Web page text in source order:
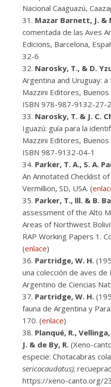
Nacional Caaguazú,
Mazar Barnett, J. &
comentada de las Aves
Edicions, Barcelona,
32-6
Narosky, T., & D.
Argentina and Uruguay: a
Mazzini Editores,
ISBN 978-987-9132-27-2
Narosky, T. & J. C.
Iguazú: guía para la
Mazzini Editores,
ISBN 987-9132-04-1
Parker, T. A., S. A.
An Annotated Checklist
Vermillion, SD, USA. (
Parker, T., lll. & B.
assessment of the Alto
Areas of Northwest
RAP Working Papers 1.
(enlace)
Partridge, W. H.
una colección de aves
Argentino de Ciencias
Partridge, W. H.
fauna de Argentina y
170. (enlace)
Planqué, R.,
J. & de By, R. (Xeno-
especie: Chotacabras
sericocaudatus);
https://xeno-canto.org/